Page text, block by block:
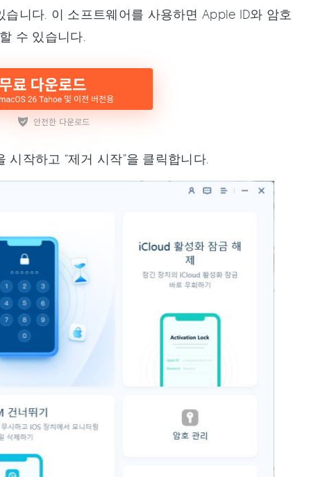
니다. 이 소프트웨어를 사용하면 Apple ID와 암호
수 있습니다.
작하고 “제거 시작”을 클릭합니다.